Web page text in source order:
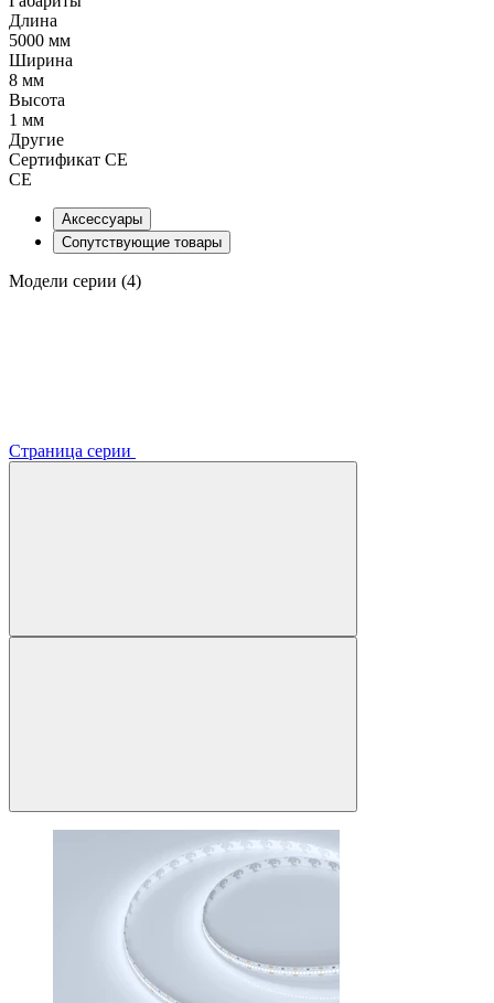
Длина
5000 мм
Ширина
8 мм
Высота
1 мм
Другие
Сертификат CE
CE
Аксессуары
Сопутствующие товары
Модели серии (4)
Страница серии